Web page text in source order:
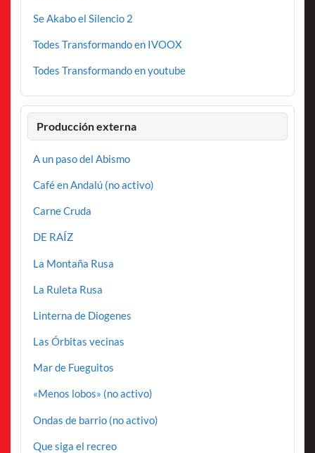
Se Akabo el Silencio 2
Todes Transformando en IVOOX
Todes Transformando en youtube
Producción externa
A un paso del Abismo
Café en Andalú (no activo)
Carne Cruda
DE RAÍZ
La Montaña Rusa
La Ruleta Rusa
Linterna de Diogenes
Las Órbitas vecinas
Mar de Fueguitos
«Menos lobos» (no activo)
Ondas de barrio (no activo)
Que siga el recreo